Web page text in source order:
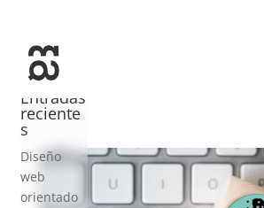
Entradas
reciente
s
Diseño
web
orientado